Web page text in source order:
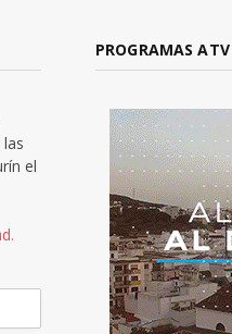
el
PROGRAMAS ATV